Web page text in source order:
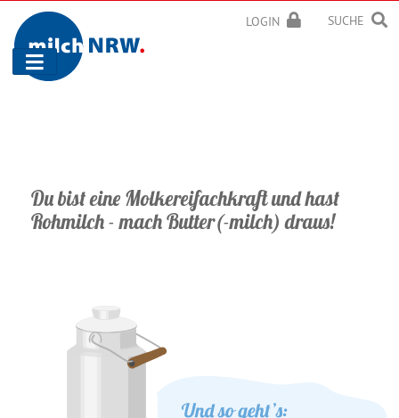
LOGIN SUCHE
Navigation
ein-/ausblenden
Du bist eine Molkereifachkraft und hast
Rohmilch - mach Butter(-milch) draus!